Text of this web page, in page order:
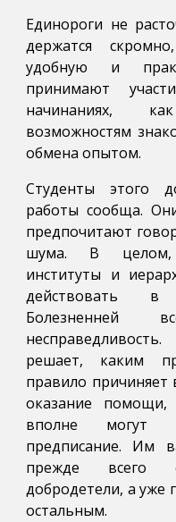
Единороги не
держатся
удобную и
принимают
начинаниях,
возможностям
обмена опытом.
Студенты этого
работы сообща.
предпочитают
шума. В целом,
институты и
действовать в
Болезненней
решает, каким
правило
оказание
вполне могут
предписание. Им
прежде всего
добродетели, а уже
остальным.